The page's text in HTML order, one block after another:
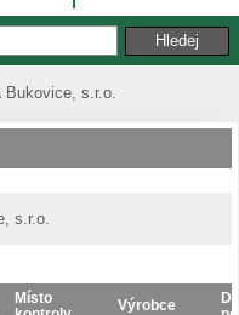
Bukovice, s.r.o.
s.r.o.
Místo
Výrobce